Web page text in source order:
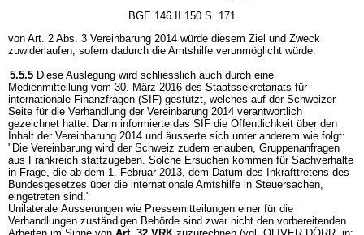
BGE 146 II 150 S. 171
von Art. 2 Abs. 3 Vereinbarung 2014 würde diesem Ziel und Zweck
zuwiderlaufen, sofern dadurch die Amtshilfe verunmöglicht würde.
5.5.5 Diese Auslegung wird schliesslich auch durch eine
Medienmitteilung vom 30. März 2016 des Staatssekretariats für
internationale Finanzfragen (SIF) gestützt, welches auf der Schweizer
Seite für die Verhandlung der Vereinbarung 2014 verantwortlich
gezeichnet hatte. Darin informierte das SIF die Öffentlichkeit über den
Inhalt der Vereinbarung 2014 und äusserte sich unter anderem wie folgt:
"Die Vereinbarung wird der Schweiz zudem erlauben, Gruppenanfragen
aus Frankreich stattzugeben. Solche Ersuchen kommen für Sachverhalte
in Frage, die ab dem 1. Februar 2013, dem Datum des Inkrafttretens des
Bundesgesetzes über die internationale Amtshilfe in Steuersachen,
eingetreten sind."
Unilaterale Äusserungen wie Pressemitteilungen einer für die
Verhandlungen zuständigen Behörde sind zwar nicht den vorbereitenden